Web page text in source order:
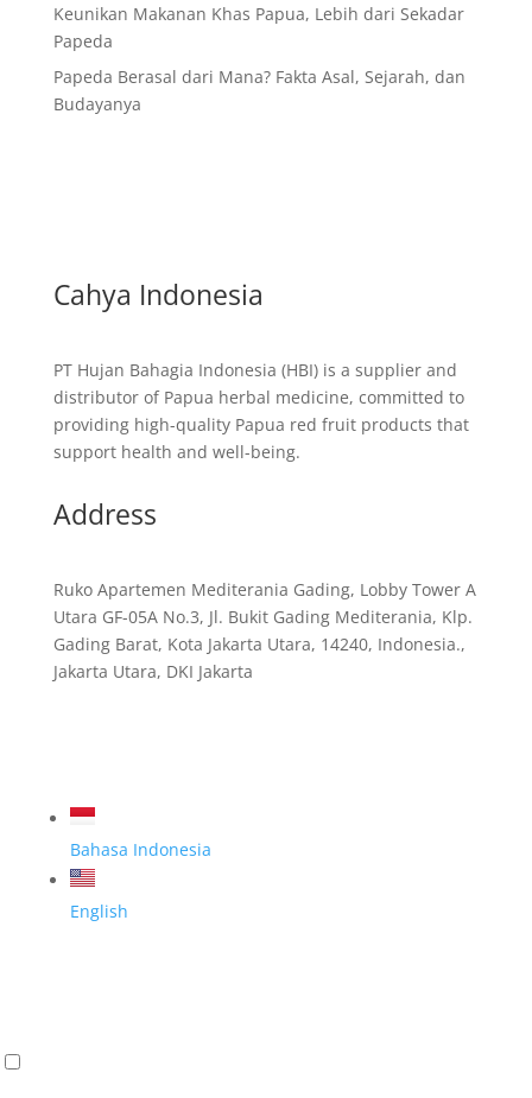
Keunikan Makanan Khas Papua, Lebih dari Sekadar
Papeda
Papeda Berasal dari Mana? Fakta Asal, Sejarah, dan
Budayanya
Cahya Indonesia
PT Hujan Bahagia Indonesia (HBI) is a supplier and
distributor of Papua herbal medicine, committed to
providing high-quality Papua red fruit products that
support health and well-being.
Address
Ruko Apartemen Mediterania Gading, Lobby Tower A
Utara GF-05A No.3, Jl. Bukit Gading Mediterania, Klp.
Gading Barat, Kota Jakarta Utara, 14240, Indonesia.,
Jakarta Utara, DKI Jakarta
Bahasa Indonesia
English